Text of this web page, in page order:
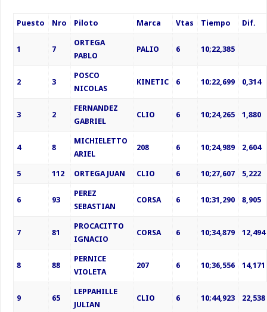
Puesto Nro Piloto Marca Vtas Tiempo Dif.
1 7
ORTEGA
PABLO
PALIO 6 10;22,385
2 3
POSCO
NICOLAS
KINETIC 6 10;22,699 0,314
3 2
FERNANDEZ
GABRIEL
CLIO 6 10;24,265 1,880
4 8
MICHIELETTO
ARIEL
208 6 10;24,989 2,604
5 112 ORTEGA JUAN CLIO 6 10;27,607 5,222
6 93
PEREZ
SEBASTIAN
CORSA 6 10;31,290 8,905
7 81
PROCACITTO
IGNACIO
CORSA 6 10;34,879 12,494
8 88
PERNICE
VIOLETA
207 6 10;36,556 14,171
9 65
LEPPAHILLE
JULIAN
CLIO 6 10;44,923 22,538